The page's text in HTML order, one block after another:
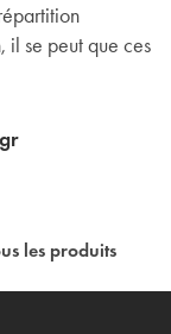
il se peut que ces
les produits